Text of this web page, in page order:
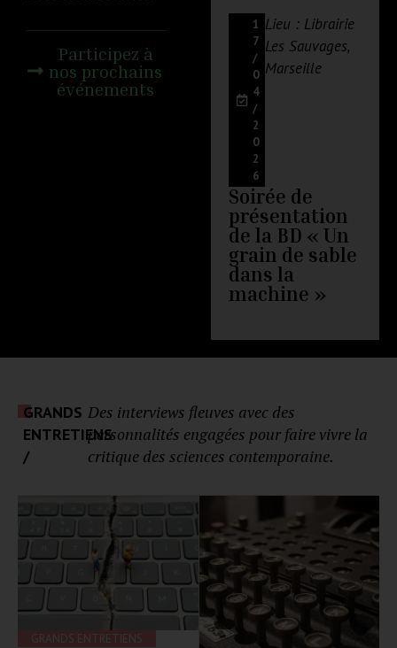
Participez à
nos prochains
événements
1
7
/
0
4
/
2
0
2
6
Lieu : Librairie
Les Sauvages,
Marseille
Soirée de
présentation
de la BD « Un
grain de sable
dans la
machine »
GRANDS
ENTRETIENS
/
Des interviews fleuves avec des
personnalités engagées pour faire vivre la
critique des sciences contemporaine.
GRANDS ENTRETIENS